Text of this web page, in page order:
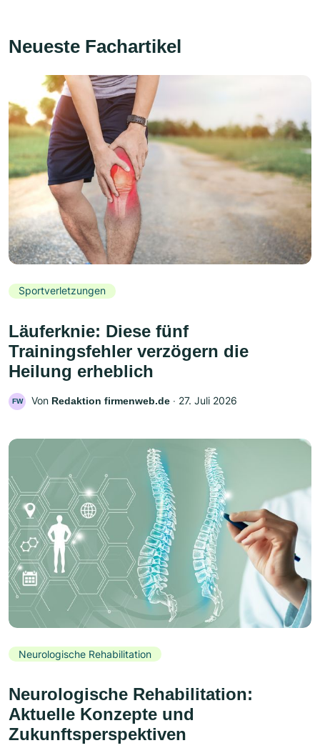
Neueste Fachartikel
Sportverletzungen
Läuferknie: Diese fünf
Trainingsfehler verzögern die
Heilung erheblich
FW Von Redaktion firmenweb.de ‧ 27. Juli 2026
Neurologische Rehabilitation
Neurologische Rehabilitation:
Aktuelle Konzepte und
Zukunftsperspektiven